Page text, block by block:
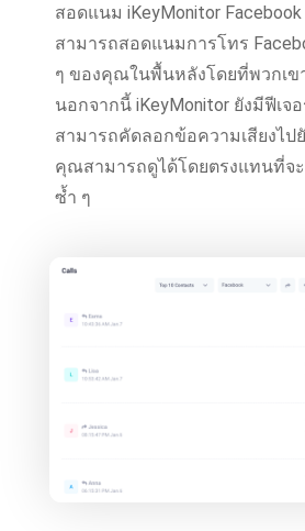
สอดแนม iKeyMonitor
สามารถสอดแนมการโทร
ๆ ของคุณในพื้นหลังโดยที่พวกเข
นอกจากนี้ iKeyMonitor ยังมีฟีเ
สามารถคัดลอกข้อความเสียงไป
คุณสามารถดูได้โดยตรงแทนที่จ
ซ้ำ ๆ